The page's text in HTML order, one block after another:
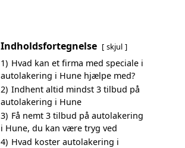
Indholdsfortegnelse skjul
1) Hvad kan et firma med speciale i
autolakering i Hune hjælpe med?
2) Indhent altid mindst 3 tilbud på
autolakering i Hune
3) Få nemt 3 tilbud på autolakering
i Hune, du kan være tryg ved
4) Hvad koster autolakering i